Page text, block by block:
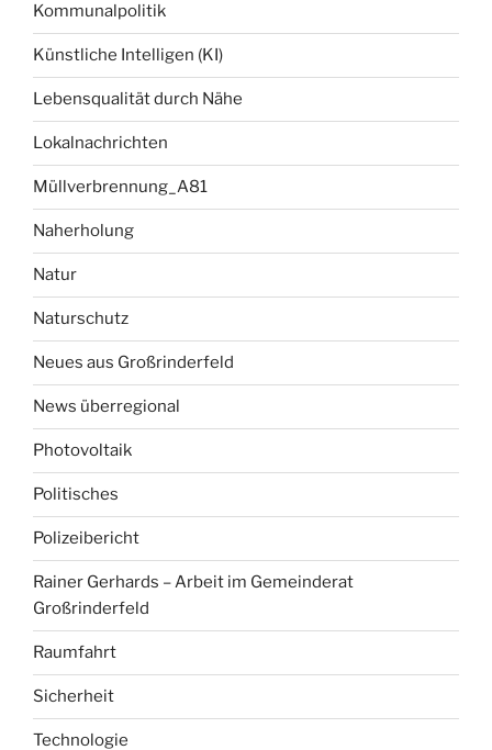
Kommunalpolitik
Künstliche Intelligen (KI)
Lebensqualität durch Nähe
Lokalnachrichten
Müllverbrennung_A81
Naherholung
Natur
Naturschutz
Neues aus Großrinderfeld
News überregional
Photovoltaik
Politisches
Polizeibericht
Rainer Gerhards – Arbeit im Gemeinderat
Großrinderfeld
Raumfahrt
Sicherheit
Technologie